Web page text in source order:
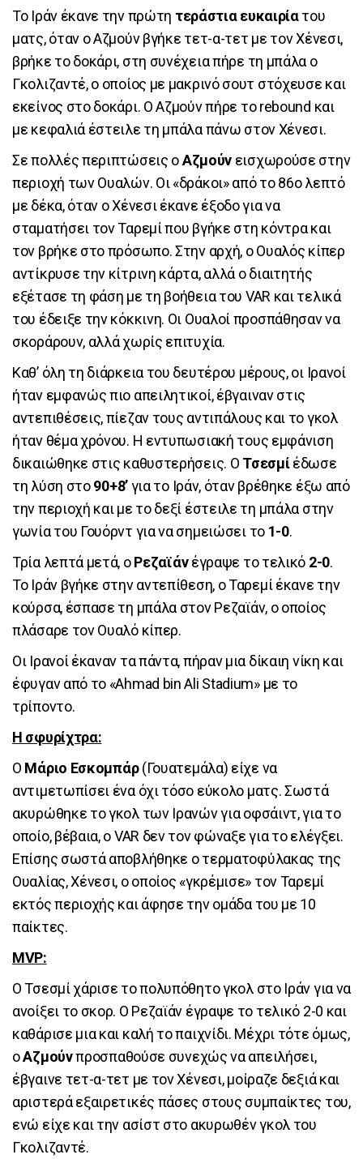
Το Ιράν έκανε την πρώτη τεράστια ευκαιρίατου
ματς, όταν ο Αζμούν βγήκε τετ-α-τετ με τον Χένεσι,
βρήκε το δοκάρι, στη συνέχεια πήρε τη μπάλα ο
Γκολιζαντέ, ο οποίος με μακρινό σουτ στόχευσε και
εκείνος στο δοκάρι. Ο Αζμούν πήρε το rebound και
με κεφαλιά έστειλε τη μπάλα πάνω στον Χένεσι.
Σε πολλές περιπτώσεις οΑζμούν εισχωρούσε στην
περιοχή των Ουαλών. Οι «δράκοι» από το 86ο λεπτό
με δέκα, όταν ο Χένεσι έκανε έξοδο για να
σταματήσει τον Ταρεμί που βγήκε στη κόντρα και
τον βρήκε στο πρόσωπο. Στην αρχή, ο Ουαλός κίπερ
αντίκρυσε την κίτρινη κάρτα, αλλά ο διαιτητής
εξέτασε τη φάση με τη βοήθεια του VAR και τελικά
του έδειξε την κόκκινη. Οι Ουαλοί προσπάθησαν να
σκοράρουν, αλλά χωρίς επιτυχία.
Καθ’ όλη τη διάρκεια του δευτέρου μέρους, οι Ιρανοί
ήταν εμφανώς πιο απειλητικοί, έβγαιναν στις
αντεπιθέσεις, πίεζαν τους αντιπάλους και το γκολ
ήταν θέμα χρόνου. Η εντυπωσιακή τους εμφάνιση
δικαιώθηκε στις καθυστερήσεις. Ο Τσεσμίέδωσε
τη λύση στο90+8’για το Ιράν, όταν βρέθηκε έξω από
την περιοχή και με το δεξί έστειλε τη μπάλα στην
γωνία του Γουόρντ για να σημειώσει το 1-0.
Τρία λεπτά μετά, οΡεζαϊάνέγραψε το τελικό 2-0.
Το Ιράν βγήκε στην αντεπίθεση, ο Ταρεμί έκανε την
κούρσα, έσπασε τη μπάλα στον Ρεζαϊάν, ο οποίος
πλάσαρε τον Ουαλό κίπερ.
Οι Ιρανοί έκαναν τα πάντα, πήραν μια δίκαιη νίκη και
έφυγαν από το «Ahmad bin Ali Stadium» με το
τρίποντο.
Η σφυρίχτρα:
Ο Μάριο Εσκομπάρ(Γουατεμάλα) είχε να
αντιμετωπίσει ένα όχι τόσο εύκολο ματς. Σωστά
ακυρώθηκε το γκολ των Ιρανών για οφσάιντ, για το
οποίο, βέβαια, ο VAR δεν τον φώναξε για το ελέγξει.
Επίσης σωστά αποβλήθηκε ο τερματοφύλακας της
Ουαλίας, Χένεσι, ο οποίος «γκρέμισε» τον Ταρεμί
εκτός περιοχής και άφησε την ομάδα του με 10
παίκτες.
MVP:
Ο Τσεσμί χάρισε το πολυπόθητο γκολ στο Ιράν για να
ανοίξει το σκορ. Ο Ρεζαϊάν έγραψε το τελικό 2-0 και
καθάρισε μια και καλή το παιχνίδι. Μέχρι τότε όμως,
οΑζμούνπροσπαθούσε συνεχώς να απειλήσει,
έβγαινε τετ-α-τετ με τον Χένεσι, μοίραζε δεξιά και
αριστερά εξαιρετικές πάσες στους συμπαίκτες του,
ενώ είχε και την ασίστ στο ακυρωθέν γκολ του
Γκολιζαντέ.